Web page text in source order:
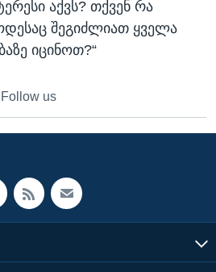
აქვს? თქვენ რა
შეგიძლიათ ყველა
იცინოთ?“
Follow us